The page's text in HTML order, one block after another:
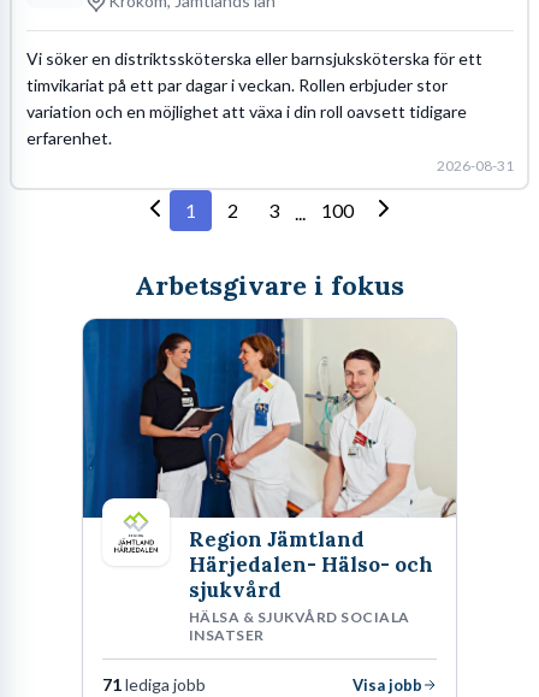
Vi söker en distriktssköterska eller barnsjuksköterska för ett
timvikariat på ett par dagar i veckan. Rollen erbjuder stor
variation och en möjlighet att växa i din roll oavsett tidigare
erfarenhet.
2026-08-31
1 2 3 ... 100
Arbetsgivare i fokus
Region Jämtland
Härjedalen- Hälso- och
sjukvård
HÄLSA & SJUKVÅRD SOCIALA
INSATSER
71lediga jobb
Visa jobb